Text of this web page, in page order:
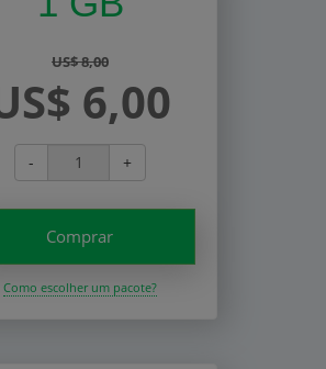
US$ 8,00
6,00
- +
Comprar
Como escolher um pacote?